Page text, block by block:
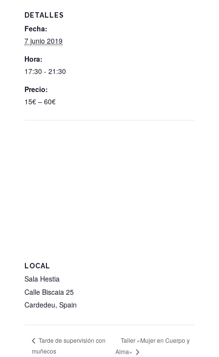
DETALLES
Fecha:
7 junio 2019
Hora:
17:30 - 21:30
Precio:
15€ – 60€
LOCAL
Sala Hestia
Calle Biscaia 25
Cardedeu, Spain
Tarde de supervisión con
muñecos
Taller «Mujer en Cuerpo y
Alma»